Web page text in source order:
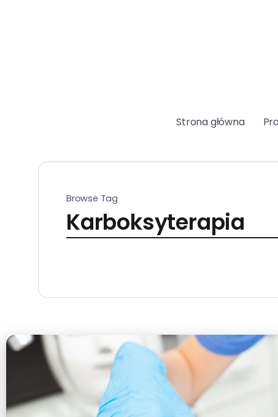
Strona główna
Browse Tag
Karboksyterapia